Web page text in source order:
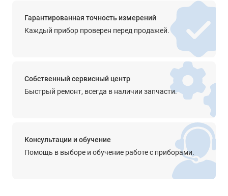
Фрезерованная грань
сечение двутавр
цена деления ампулы 15 мин
Гарантированная точность измерений
Каждый прибор проверен перед продажей.
Собственный сервисный центр
Быстрый ремонт, всегда в наличии запчасти.
Консультации и обучение
Помощь в выборе и обучение работе с приборами.